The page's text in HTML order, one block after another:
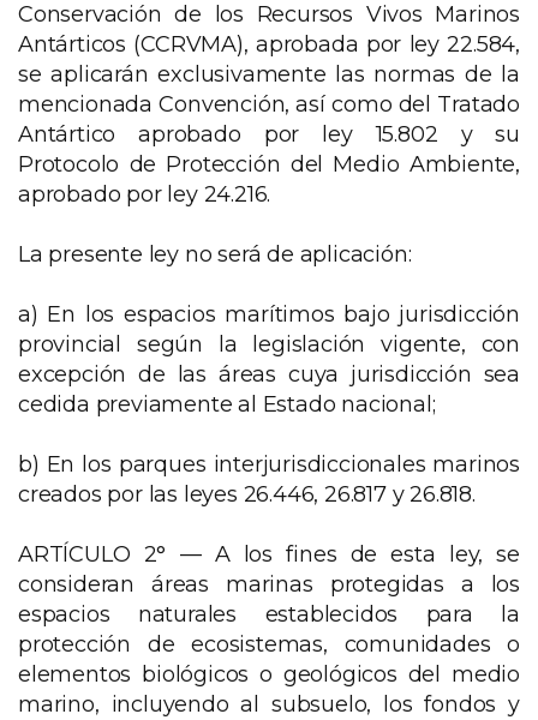
Conservación de los Recursos Vivos Marinos
Antárticos (CCRVMA), aprobada por ley 22.584,
se aplicarán exclusivamente las normas de la
mencionada Convención, así como del Tratado
Antártico aprobado por ley 15.802 y su
Protocolo de Protección del Medio Ambiente,
aprobado por ley 24.216.
La presente ley no será de aplicación:
a) En los espacios marítimos bajo jurisdicción
provincial según la legislación vigente, con
excepción de las áreas cuya jurisdicción sea
cedida previamente al Estado nacional;
b) En los parques interjurisdiccionales marinos
creados por las leyes 26.446, 26.817 y 26.818.
ARTÍCULO 2° —A los fines de esta ley, se
consideran áreas marinas protegidas a los
espacios naturales establecidos para la
protección de ecosistemas, comunidades o
elementos biológicos o geológicos del medio
marino, incluyendo al subsuelo, los fondos y